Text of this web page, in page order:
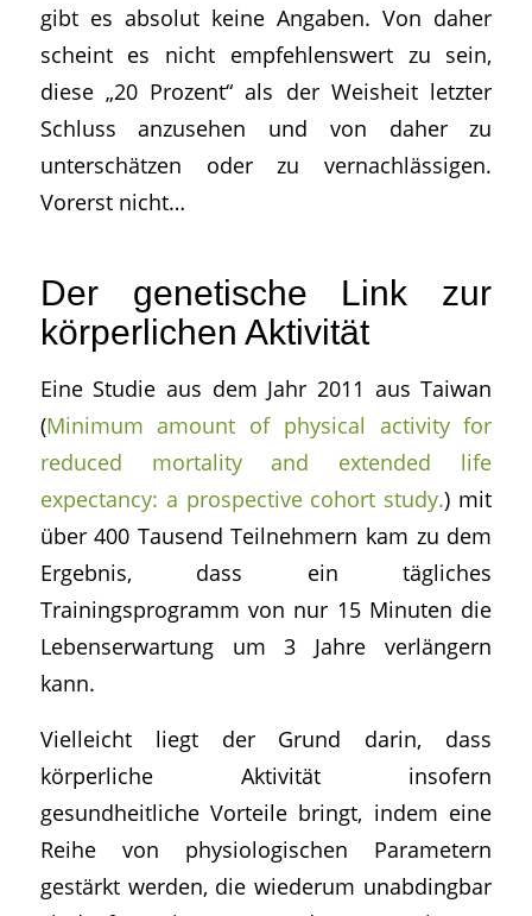
gibt es absolut keine Angaben. Von daher
scheint es nicht empfehlenswert zu sein,
diese „20 Prozent“ als der Weisheit letzter
Schluss anzusehen und von daher zu
unterschätzen oder zu vernachlässigen.
Vorerst nicht…
Der genetische Link zur
körperlichen Aktivität
Eine Studie aus dem Jahr 2011 aus Taiwan
(Minimum amount of physical activity for
reduced mortality and extended life
expectancy: a prospective cohort study.) mit
über 400 Tausend Teilnehmern kam zu dem
Ergebnis, dass ein tägliches
Trainingsprogramm von nur 15 Minuten die
Lebenserwartung um 3 Jahre verlängern
kann.
Vielleicht liegt der Grund darin, dass
körperliche Aktivität insofern
gesundheitliche Vorteile bringt, indem eine
Reihe von physiologischen Parametern
gestärkt werden, die wiederum unabdingbar